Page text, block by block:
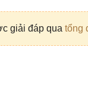
giải đáp qua tổng